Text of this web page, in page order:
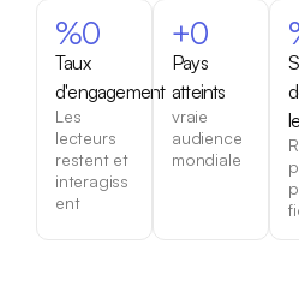
Taux
d'engagement
%0
Les
lecteurs
restent et
interagiss
ent
Pays
atteints
+0
vraie
audience
mondiale